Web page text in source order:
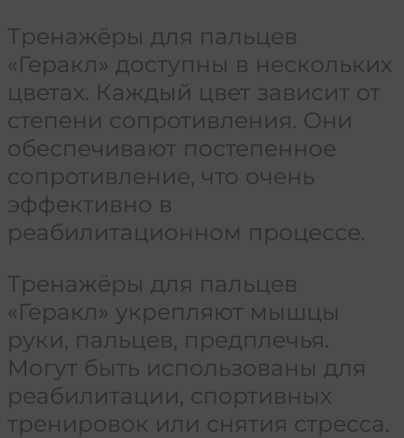
Тренажёры для пальцев
«Геракл» доступны в нескольких
цветах. Каждый цвет зависит от
степени сопротивления. Они
обеспечивают постепенное
сопротивление, что очень
эффективно в
реабилитационном процессе.
Тренажёры для пальцев
«Геракл» укрепляют мышцы
руки, пальцев, предплечья.
Могут быть использованы для
реабилитации, спортивных
тренировок или снятия стресса.